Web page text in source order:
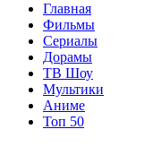
Главная
Фильмы
Сериалы
Дорамы
ТВ Шоу
Мультики
Аниме
Топ 50